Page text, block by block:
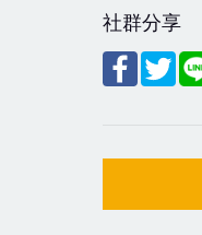
社群分享